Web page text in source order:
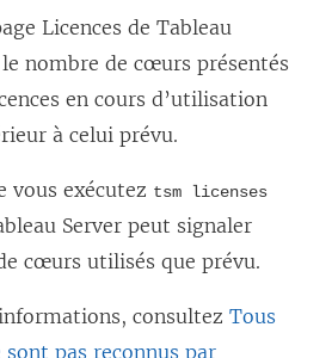
Licences de Tableau
le nombre de cœurs présentés
en cours d’utilisation
à celui prévu.
vous exécutez tsm licenses
Server peut signaler
cœurs utilisés que prévu.
consultez Tous
pas reconnus par